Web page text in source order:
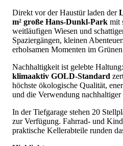
Direkt vor der Haustür laden der
m² große Hans-Dunkl-Park mit
weitläufigen Wiesen und
Spaziergängen, kleinen
erholsamen Momenten im
Nachhaltigkeit ist gelebte Haltung:
klimaaktiv GOLD-Standard
höchste ökologische Qualität,
und die Verwendung nachhaltiger
In der Tiefgarage stehen 20
zur Verfügung. Fahrrad- und
praktische Kellerabteile runden